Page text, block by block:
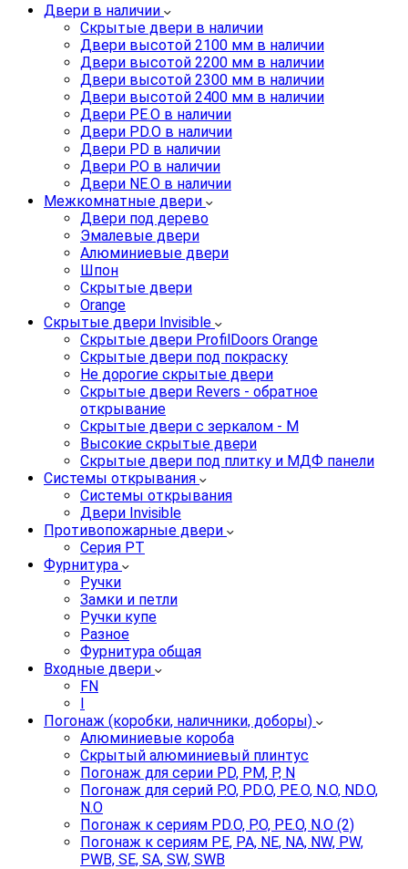
Двери в наличии
Скрытые двери в наличии
Двери высотой 2100 мм в наличии
Двери высотой 2200 мм в наличии
Двери высотой 2300 мм в наличии
Двери высотой 2400 мм в наличии
Двери PE.O в наличии
Двери PD.O в наличии
Двери PD в наличии
Двери P.O в наличии
Двери NE.O в наличии
Межкомнатные двери
Двери под дерево
Эмалевые двери
Алюминиевые двери
Шпон
Скрытые двери
Orange
Скрытые двери Invisible
Скрытые двери ProfilDoors Orange
Скрытые двери под покраску
Не дорогие скрытые двери
Скрытые двери Revers - обратное
открывание
Скрытые двери с зеркалом - M
Высокие скрытые двери
Скрытые двери под плитку и МДФ панели
Системы открывания
Системы открывания
Двери Invisible
Противопожарные двери
Серия PT
Фурнитура
Ручки
Замки и петли
Ручки купе
Разное
Фурнитура общая
Входные двери
FN
I
Погонаж (коробки, наличники, доборы)
Алюминиевые короба
Скрытый алюминиевый плинтус
Погонаж для серии PD, PM, P, N
Погонаж для серий P.O, PD.O, PE.O, N.O, ND.O,
N.O
Погонаж к сериям PD.O, P.O, PE.O, N.O (2)
Погонаж к сериям PE, PA, NE, NA, NW, PW,
PWB, SE, SA, SW, SWB